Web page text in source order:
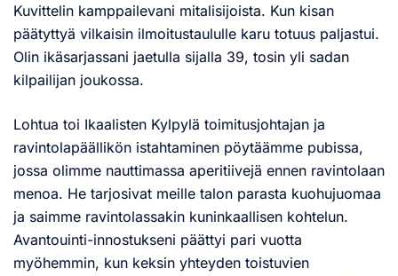
Kuvittelin kamppailevani mitalisijoista. Kun kisan
päätyttyä vilkaisin ilmoitustaululle karu totuus paljastui.
Olin ikäsarjassani jaetulla sijalla 39, tosin yli sadan
kilpailijan joukossa.
Lohtua toi Ikaalisten Kylpylä toimitusjohtajan ja
ravintolapäällikön istahtaminen pöytäämme pubissa,
jossa olimme nauttimassa aperitiivejä ennen ravintolaan
menoa. He tarjosivat meille talon parasta kuohujuomaa
ja saimme ravintolassakin kuninkaallisen kohtelun.
Avantouinti-innostukseni päättyi pari vuotta
myöhemmin, kun keksin yhteyden toistuvien